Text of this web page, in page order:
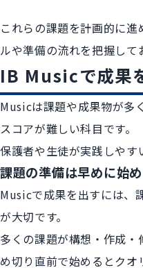
これらの課題を計画的に
ルや準備の流れを把握して
IB Musicで成果
Musicは課題や成果物が多
スコアが難しい科目です。
保護者や生徒が実践しやす
課題の準備は早めに始
Musicで成果を出すには、
が大切です。
多くの課題が構想・作成
め切り直前で始めるとクオ